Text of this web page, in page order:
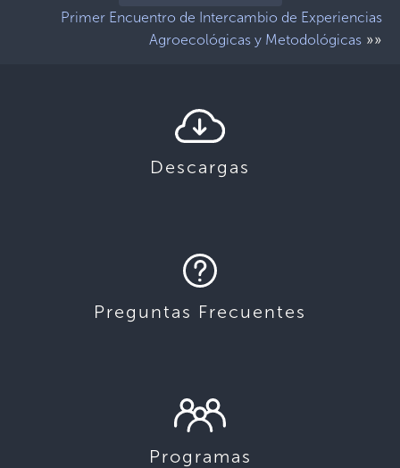
Primer Encuentro de Intercambio de Experiencias
Agroecológicas y Metodológicas »»
Descargas
Preguntas Frecuentes
Programas